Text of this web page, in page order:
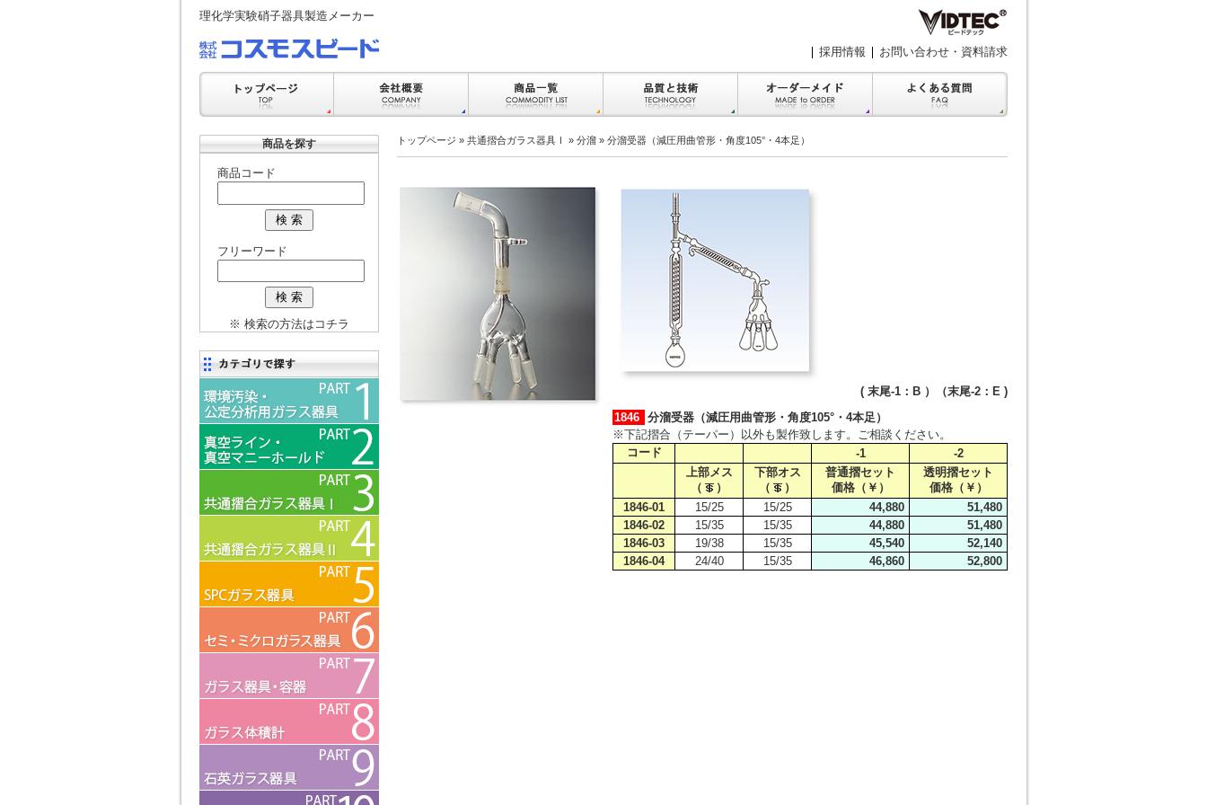
理化学実験硝子器具製造メーカー
お問い合わせ・資料請求
採用情報
商品を探す
商品コード
フリーワード
※ 検索の方法はコチラ
トップページ » 共通摺合ガラス器具Ⅰ » 分溜 » 分溜受器（減圧用曲管形・角度105°・4本足）
( 末尾-1：B ）（末尾-2：E )
1846 分溜受器（減圧用曲管形・角度105°・4本足）
※下記摺合（テーパー）以外も製作致します。ご相談ください。
コード
-1
-2
上部メス
（
）
下部オス
（
）
普通摺セット
価格（￥）
透明摺セット
価格（￥）
1846-01
15/25 15/25 44,880
51,480
1846-02
15/35 15/35 44,880
51,480
1846-03
19/38 15/35 45,540
52,140
1846-04
24/40 15/35 46,860 52,800